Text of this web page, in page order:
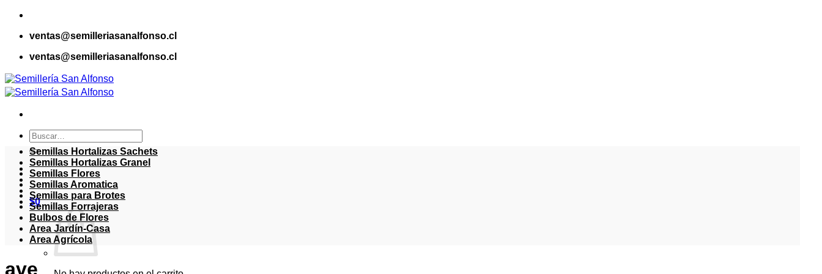
Saltar
contenidoventas@semilleriasanalfonso.cl
ventas@semilleriasanalfonso.cl
Buscar
por:
$0
Semillas Hortalizas Sachets
Semillas Hortalizas Granel
Semillas Flores
Semillas Aromatica
Semillas para Brotes
Semillas Forrajeras
Bulbos de Flores
Area Jardín-Casa
Area Agrícola
ave